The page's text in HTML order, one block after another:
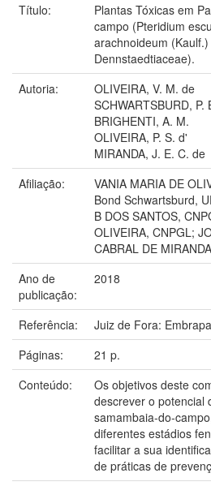
Título:
Plantas Tóxicas em
campo (Pteridium
arachnoideum
Dennstaedtiaceae).
Autoria:
OLIVEIRA, V. M. de
SCHWARTSBURD, P.
BRIGHENTI, A. M.
OLIVEIRA, P. S. d'
MIRANDA, J. E. C. de
Afiliação:
VANIA MARIA DE
Bond Schwartsburd,
B DOS SANTOS,
OLIVEIRA, CNPGL;
CABRAL DE
Ano de
publicação:
2018
Referência:
Juiz de Fora:
Páginas:
21 p.
Conteúdo:
Os objetivos deste
descrever o potencial
samambaia-do-
diferentes estádios
facilitar a sua
de práticas de